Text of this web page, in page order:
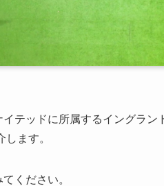
テッドに所属するイングラン
ます。
ください。